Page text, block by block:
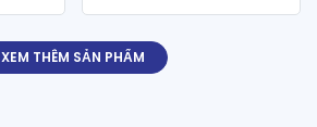
XEM THÊM SẢN PHẨM